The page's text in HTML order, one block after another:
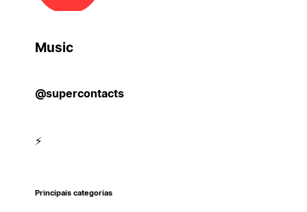
Music
@supercontacts
⚡️
Principais categorias